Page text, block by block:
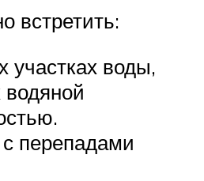
встретить:
участках воды,
перепадами